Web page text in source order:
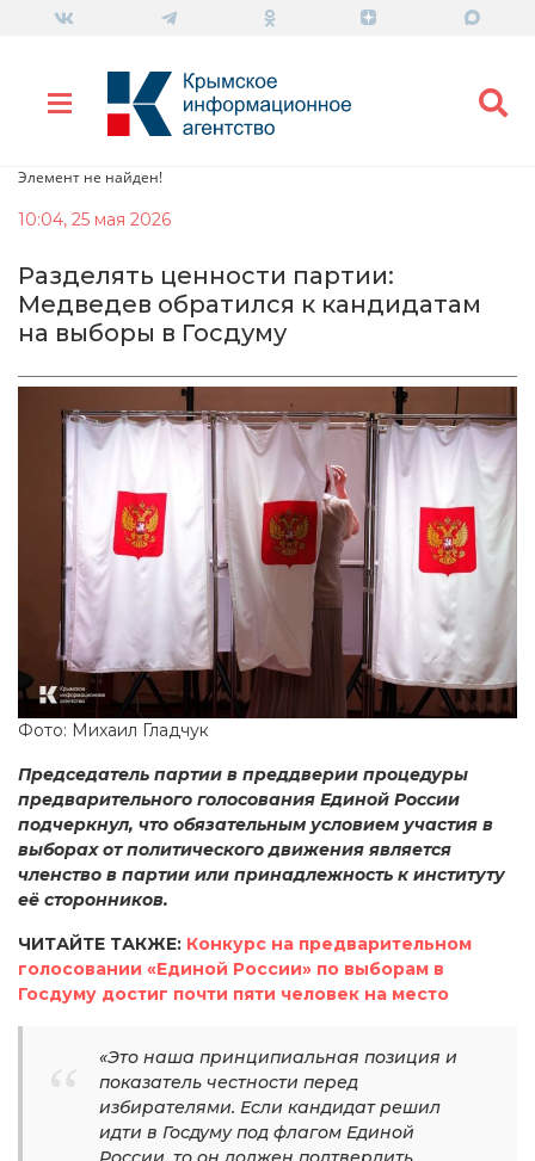
Элемент не найден!
10:04, 25 мая 2026
Разделять ценности партии:
Медведев обратился к кандидатам
на выборы в Госдуму
Фото: Михаил Гладчук
Председатель партии в преддверии процедуры
предварительного голосования Единой России
подчеркнул, что обязательным условием участия в
выборах от политического движения является
членство в партии или принадлежность к институту
её сторонников.
ЧИТАЙТЕ ТАКЖЕ: Конкурс на предварительном
голосовании «Единой России» по выборам в
Госдуму достиг почти пяти человек на место
«Это наша принципиальная позиция и
показатель честности перед
избирателями. Если кандидат решил
идти в Госдуму под флагом Единой